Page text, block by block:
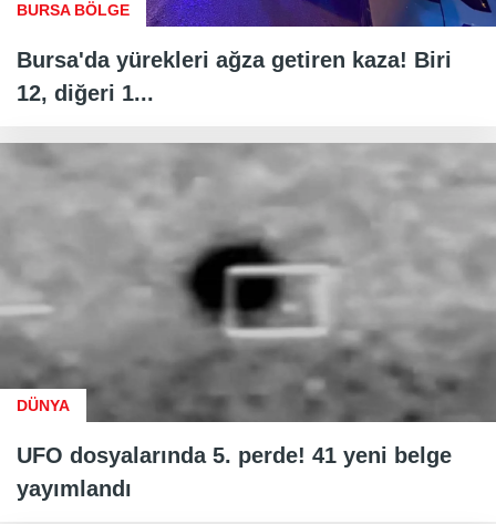
BURSA BÖLGE
Bursa'da yürekleri ağza getiren kaza! Biri
12, diğeri 1...
DÜNYA
UFO dosyalarında 5. perde! 41 yeni belge
yayımlandı